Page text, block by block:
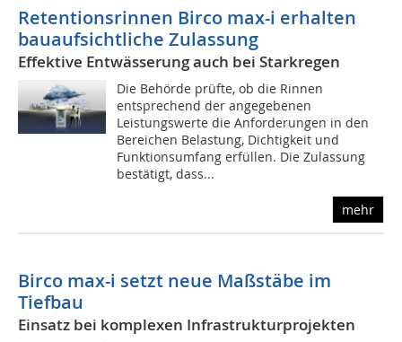
Retentionsrinnen Birco max-i erhalten
bauaufsichtliche Zulassung
Effektive Entwässerung auch bei Starkregen
Die Behörde prüfte, ob die Rinnen
entsprechend der angegebenen
Leistungswerte die Anforderungen in den
Bereichen Belastung, Dichtigkeit und
Funktionsumfang erfüllen. Die Zulassung
bestätigt, dass...
mehr
Birco max-i setzt neue Maßstäbe im
Tiefbau
Einsatz bei komplexen Infrastrukturprojekten